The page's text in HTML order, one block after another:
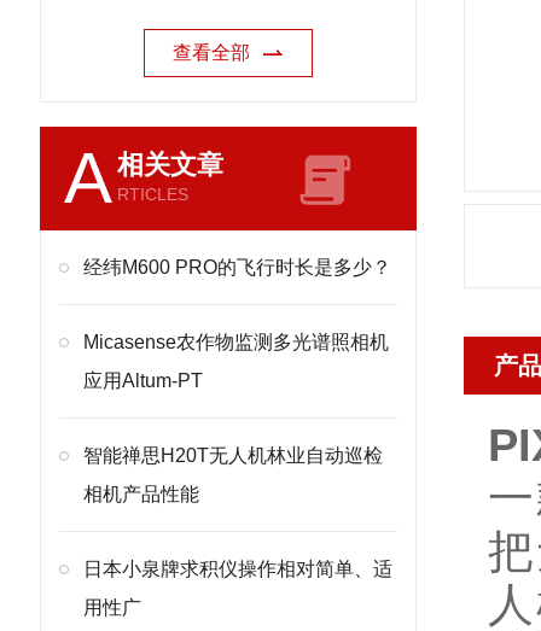
查看全部
A相关文章
RTICLES
经纬M600 PRO的飞行时长是多少？
Micasense农作物监测多光谱照相机
应用Altum-PT
智能禅思H20T无人机林业自动巡检
相机产品性能
日本小泉牌求积仪操作相对简单、适
用性广
产